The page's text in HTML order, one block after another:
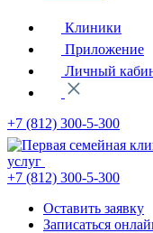
Клиники
Приложение
Личный
+7 (812) 300-5-300
услуг
+7 (812) 300-5-300
Оставить заявку
Записаться